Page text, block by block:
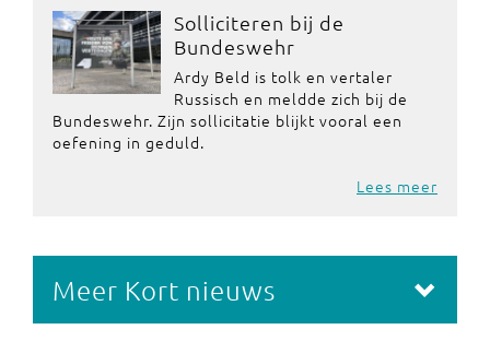
Solliciteren bij de
Bundeswehr
Ardy Beld is tolk en vertaler
Russisch en meldde zich bij de
Bundeswehr. Zijn sollicitatie blijkt vooral een
oefening in geduld.
Lees meer
Meer Kort nieuws